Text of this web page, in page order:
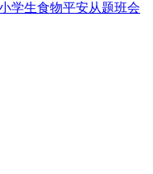
学生食物平安从题班会